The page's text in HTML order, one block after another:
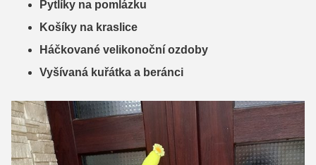
Pytlíky na pomlázku
Košíky na kraslice
Háčkované velikonoční ozdoby
Vyšívaná kuřátka a beránci